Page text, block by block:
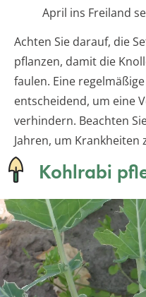
April ins Freiland
Achten Sie darauf, die
pflanzen, damit die
faulen. Eine
entscheidend, um eine
verhindern. Beachten
Jahren, um Krankheiten
Kohlrabi